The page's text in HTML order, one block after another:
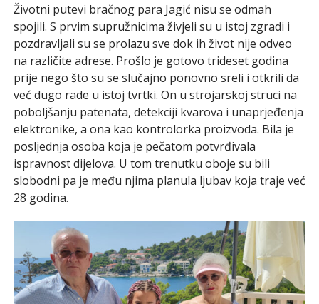
Životni putevi bračnog para Jagić nisu se odmah
spojili. S prvim supružnicima živjeli su u istoj zgradi i
pozdravljali su se prolazu sve dok ih život nije odveo
na različite adrese. Prošlo je gotovo trideset godina
prije nego što su se slučajno ponovno sreli i otkrili da
već dugo rade u istoj tvrtki. On u strojarskoj struci na
poboljšanju patenata, detekciji kvarova i unaprjeđenja
elektronike, a ona kao kontrolorka proizvoda. Bila je
posljednja osoba koja je pečatom potvrđivala
ispravnost dijelova. U tom trenutku oboje su bili
slobodni pa je među njima planula ljubav koja traje već
28 godina.